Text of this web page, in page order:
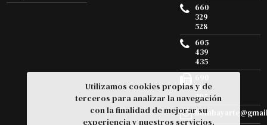
660
329
528
605
439
435
105
295
Utilizamos cookies propias y de
terceros para analizar la navegación
con la finalidad de mejorar su
experiencia y nuestros servicios.